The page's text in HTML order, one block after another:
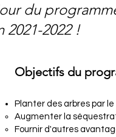
du
2021-2022 !
Objectifs du
Planter des arbres par
​Augmenter la
Fournir d'autres